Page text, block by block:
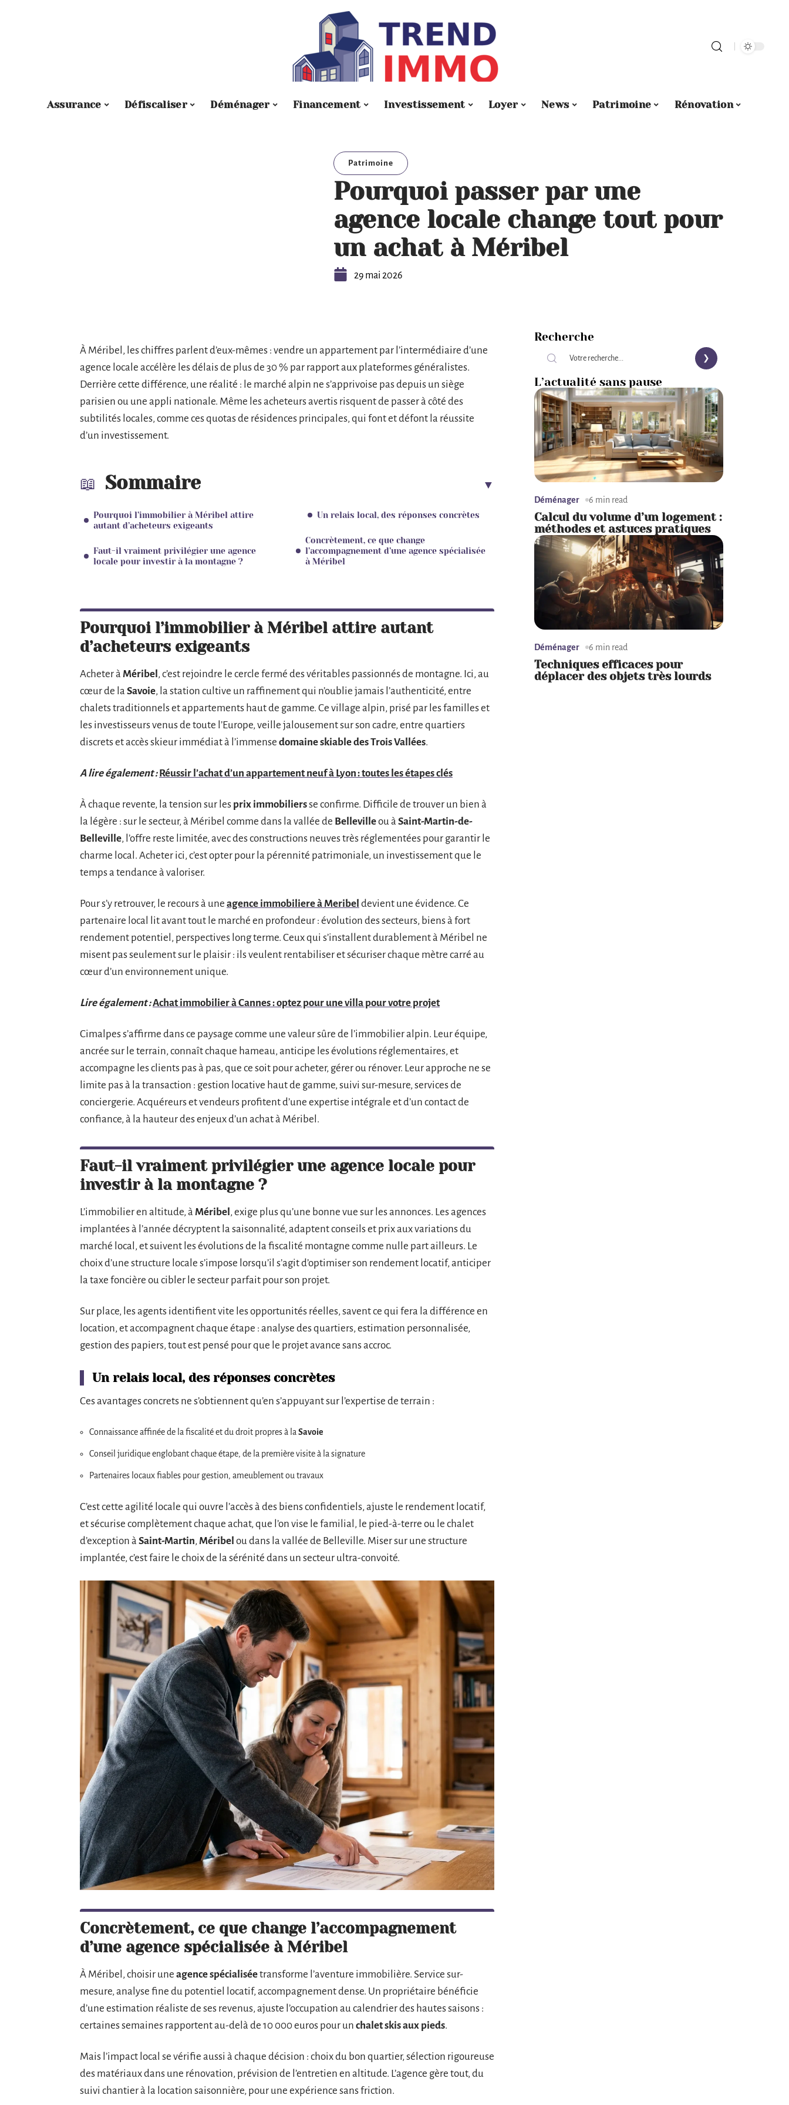
Assurance Défiscaliser Déménager Financement Investissement Loyer News Patrimoine Rénovation
Patrimoine
Pourquoi passer par une
agence locale change tout pour
un achat à Méribel
29 mai 2026
À Méribel, les chiffres parlent d’eux-mêmes : vendre un appartement par l’intermédiaire d’une
agence locale accélère les délais de plus de 30 % par rapport aux plateformes généralistes.
Derrière cette différence, une réalité : le marché alpin ne s’apprivoise pas depuis un siège
parisien ou une appli nationale. Même les acheteurs avertis risquent de passer à côté des
subtilités locales, comme ces quotas de résidences principales, qui font et défont la réussite
d’un investissement.
Sommaire
Pourquoi l’immobilier à Méribel attire
autant d’acheteurs exigeants
Faut-il vraiment privilégier une agence
locale pour investir à la montagne ?
Un relais local, des réponses concrètes
Concrètement, ce que change
l’accompagnement d’une agence spécialisée
à Méribel
Pourquoi l’immobilier à Méribel attire autant
d’acheteurs exigeants
Acheter à Méribel, c’est rejoindre le cercle fermé des véritables passionnés de montagne. Ici, au
cœur de la Savoie, la station cultive un raffinement qui n’oublie jamais l’authenticité, entre
chalets traditionnels et appartements haut de gamme. Ce village alpin, prisé par les familles et
les investisseurs venus de toute l’Europe, veille jalousement sur son cadre, entre quartiers
discrets et accès skieur immédiat à l’immense domaine skiable des Trois Vallées.
A lire également : Réussir l’achat d’un appartement neuf à Lyon : toutes les étapes clés
À chaque revente, la tension sur les prix immobiliersse confirme. Difficile de trouver un bien à
la légère : sur le secteur, à Méribel comme dans la vallée de Bellevilleou à Saint-Martin-de-
Belleville, l’offre reste limitée, avec des constructions neuves très réglementées pour garantir le
charme local. Acheter ici, c’est opter pour la pérennité patrimoniale, un investissement que le
temps a tendance à valoriser.
Pour s’y retrouver, le recours à une agence immobiliere à Meribel devient une évidence. Ce
partenaire local lit avant tout le marché en profondeur : évolution des secteurs, biens à fort
rendement potentiel, perspectives long terme. Ceux qui s’installent durablement à Méribel ne
misent pas seulement sur le plaisir : ils veulent rentabiliser et sécuriser chaque mètre carré au
cœur d’un environnement unique.
Lire également :Achat immobilier à Cannes : optez pour une villa pour votre projet
Cimalpes s’affirme dans ce paysage comme une valeur sûre de l’immobilier alpin. Leur équipe,
ancrée sur le terrain, connaît chaque hameau, anticipe les évolutions réglementaires, et
accompagne les clients pas à pas, que ce soit pour acheter, gérer ou rénover. Leur approche ne se
limite pas à la transaction : gestion locative haut de gamme, suivi sur-mesure, services de
conciergerie. Acquéreurs et vendeurs profitent d’une expertise intégrale et d’un contact de
confiance, à la hauteur des enjeux d’un achat à Méribel.
Faut-il vraiment privilégier une agence locale pour
investir à la montagne ?
L’immobilier en altitude, à Méribel, exige plus qu’une bonne vue sur les annonces. Les agences
implantées à l’année décryptent la saisonnalité, adaptent conseils et prix aux variations du
marché local, et suivent les évolutions de la fiscalité montagne comme nulle part ailleurs. Le
choix d’une structure locale s’impose lorsqu’il s’agit d’optimiser son rendement locatif, anticiper
la taxe foncière ou cibler le secteur parfait pour son projet.
Sur place, les agents identifient vite les opportunités réelles, savent ce qui fera la différence en
location, et accompagnent chaque étape : analyse des quartiers, estimation personnalisée,
gestion des papiers, tout est pensé pour que le projet avance sans accroc.
Un relais local, des réponses concrètes
Ces avantages concrets ne s’obtiennent qu’en s’appuyant sur l’expertise de terrain :
Connaissance affinée de la fiscalité et du droit propres à la Savoie
Conseil juridique englobant chaque étape, de la première visite à la signature
Partenaires locaux fiables pour gestion, ameublement ou travaux
C’est cette agilité locale qui ouvre l’accès à des biens confidentiels, ajuste le rendement locatif,
et sécurise complètement chaque achat, que l’on vise le familial, le pied-à-terre ou le chalet
d’exception à Saint-Martin, Méribel ou dans la vallée de Belleville. Miser sur une structure
implantée, c’est faire le choix de la sérénité dans un secteur ultra-convoité.
Concrètement, ce que change l’accompagnement
d’une agence spécialisée à Méribel
À Méribel, choisir une agence spécialiséetransforme l’aventure immobilière. Service sur-
mesure, analyse fine du potentiel locatif, accompagnement dense. Un propriétaire bénéficie
d’une estimation réaliste de ses revenus, ajuste l’occupation au calendrier des hautes saisons :
certaines semaines rapportent au-delà de 10 000 euros pour un chalet skis aux pieds.
Mais l’impact local se vérifie aussi à chaque décision : choix du bon quartier, sélection rigoureuse
des matériaux dans une rénovation, prévision de l’entretien en altitude. L’agence gère tout, du
suivi chantier à la location saisonnière, pour une expérience sans friction.
Recherche
L’actualité sans pause
Déménager 6 min read
Calcul du volume d’un logement :
méthodes et astuces pratiques
Déménager 6 min read
Techniques efficaces pour
déplacer des objets très lourds